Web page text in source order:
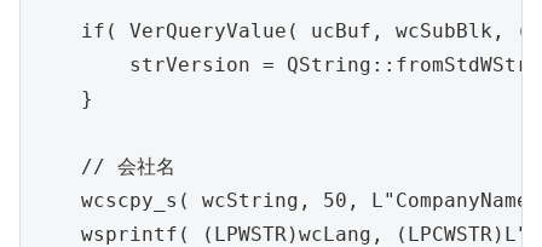
if( VerQueryValue( ucBuf, wcSubBlk,
strVersion =
    }
    // 会社名
wcscpy_s( wcString, 50,
wsprintf( (LPWSTR)wcLang,